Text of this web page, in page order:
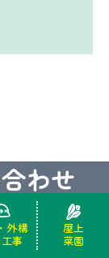
わせ
い合わせいただ
外構
事
屋上
菜園
外構
事
屋上
菜園